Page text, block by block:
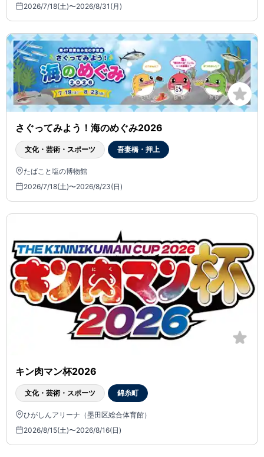
2026/7/18(土)〜2026/8/31(月)
さぐってみよう！海のめぐみ2026
文化・芸術・スポーツ 吾妻橋・押上
たばこと塩の博物館
2026/7/18(土)〜2026/8/23(日)
キン肉マン杯2026
文化・芸術・スポーツ 錦糸町
ひがしんアリーナ（墨田区総合体育館）
2026/8/15(土)〜2026/8/16(日)